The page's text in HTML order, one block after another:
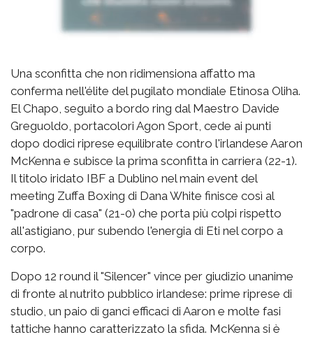
Una sconfitta che non ridimensiona affatto ma
conferma nell'élite del pugilato mondiale Etinosa Oliha.
El Chapo, seguito a bordo ring dal Maestro Davide
Greguoldo, portacolori Agon Sport, cede ai punti
dopo dodici riprese equilibrate contro l'irlandese Aaron
McKenna e subisce la prima sconfitta in carriera (22-1).
Il titolo iridato IBF a Dublino nel main event del
meeting Zuffa Boxing di Dana White finisce così al
"padrone di casa" (21-0) che porta più colpi rispetto
all'astigiano, pur subendo l'energia di Eti nel corpo a
corpo.
Dopo 12 round il "Silencer" vince per giudizio unanime
di fronte al nutrito pubblico irlandese: prime riprese di
studio, un paio di ganci efficaci di Aaron e molte fasi
tattiche hanno caratterizzato la sfida. McKenna si è